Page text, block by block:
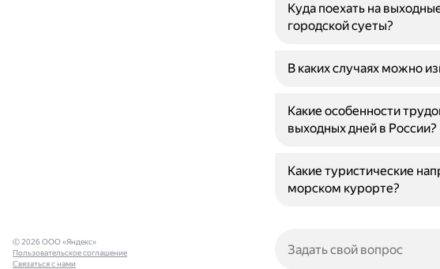
Куда поехать на
городской суеты?
В каких случаях можно
Какие особенности
выходных дней в России?
Какие туристические
морском курорте?
© 2026 ООО «Яндекс»
Пользовательское соглашение
Связаться с нами